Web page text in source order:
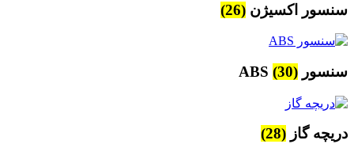
سنسور اکسیژن (26)
سنسور ABS (30)
دریچه گاز (28)